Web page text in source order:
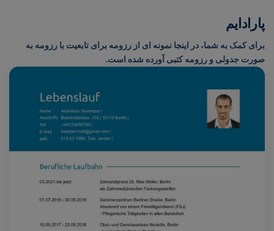
پارادایم
برای کمک به شما، در اینجا نمونه ای از رزومه برای تابعیت با رزومه به
صورت جدولی و رزومه کتبی آورده شده است.